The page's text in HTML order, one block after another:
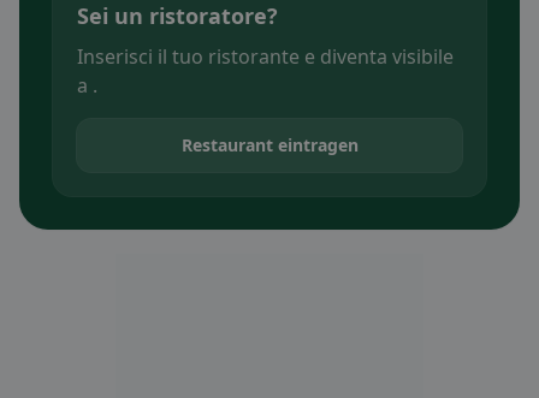
Sei un ristoratore?
Inserisci il tuo ristorante e diventa visibile
a .
Restaurant eintragen